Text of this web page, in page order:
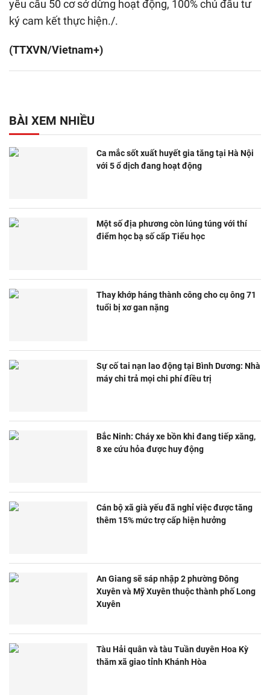
yêu cầu 50 cơ sở dừng hoạt động, 100% chủ đầu tư
ký cam kết thực hiện./.
(TTXVN/Vietnam+)
BÀI XEM NHIỀU
Ca mắc sốt xuất huyết gia tăng tại Hà Nội
với 5 ổ dịch đang hoạt động
Một số địa phương còn lúng túng với thí
điểm học bạ số cấp Tiểu học
Thay khớp háng thành công cho cụ ông 71
tuổi bị xơ gan nặng
Sự cố tai nạn lao động tại Bình Dương: Nhà
máy chi trả mọi chi phí điều trị
Bắc Ninh: Cháy xe bồn khi đang tiếp xăng,
8 xe cứu hỏa được huy động
Cán bộ xã già yếu đã nghỉ việc được tăng
thêm 15% mức trợ cấp hiện hưởng
An Giang sẽ sáp nhập 2 phường Đông
Xuyên và Mỹ Xuyên thuộc thành phố Long
Xuyên
Tàu Hải quân và tàu Tuần duyên Hoa Kỳ
thăm xã giao tỉnh Khánh Hòa